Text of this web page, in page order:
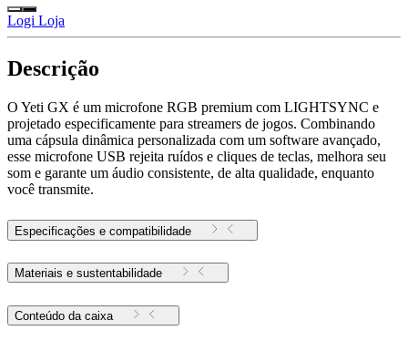
Logi Loja
Descrição
O Yeti GX é um microfone RGB premium com LIGHTSYNC e
projetado especificamente para streamers de jogos. Combinando
uma cápsula dinâmica personalizada com um software avançado,
esse microfone USB rejeita ruídos e cliques de teclas, melhora seu
som e garante um áudio consistente, de alta qualidade, enquanto
você transmite.
Especificações e compatibilidade
Materiais e sustentabilidade
Conteúdo da caixa